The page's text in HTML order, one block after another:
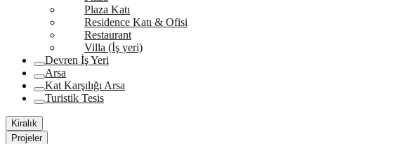
Plaza Katı
Residence Katı & Ofisi
Restaurant
Villa (İş yeri)
Devren İş Yeri
Arsa
Kat Karşılığı Arsa
Turistik Tesis
Kiralık
Projeler